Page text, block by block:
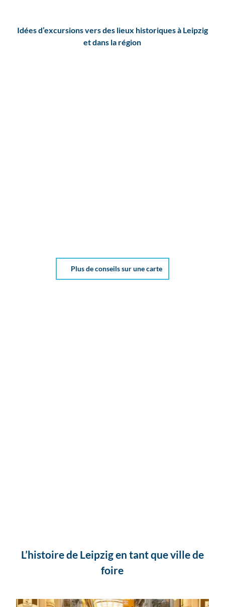
Idées d’excursions vers des lieux historiques à Leipzig
et dans la région
Plus de conseils sur une carte
L’histoire de Leipzig en tant que ville de
foire